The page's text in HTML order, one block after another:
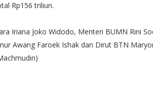
Rp156 triliun.
Iriana Joko Widodo, Menteri BUMN Rini
Awang Faroek Ishak dan Dirut BTN